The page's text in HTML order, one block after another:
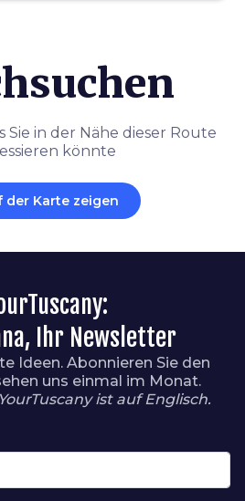
Sie in der Nähe dieser Route
könnte
der Karte zeigen
Ihr Newsletter
Ideen. Abonnieren Sie den
uns einmal im Monat.
ist auf Englisch.